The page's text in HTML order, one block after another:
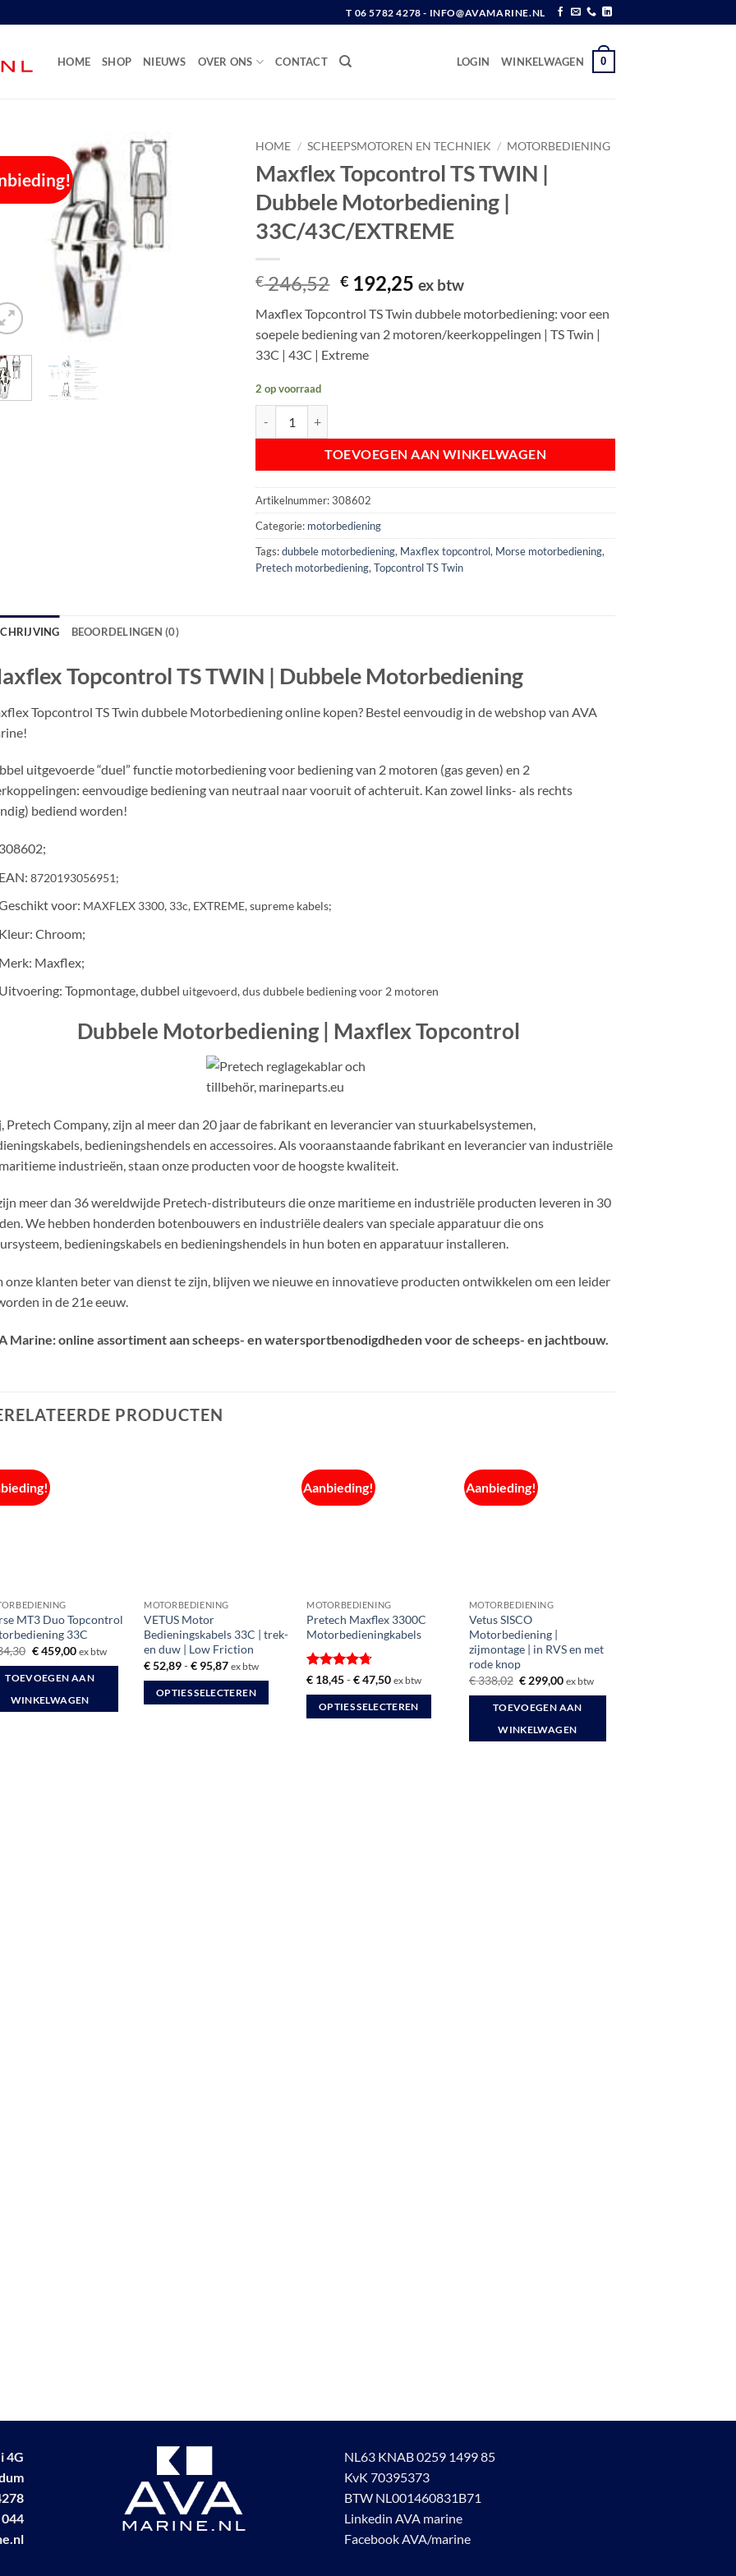
T 06 5782 4278 - INFO@AVAMARINE.NL
HOME SHOP NIEUWS OVER ONS CONTACT LOGIN WINKELWAGEN 0
HOME / SCHEEPSMOTOREN EN TECHNIEK / MOTORBEDIENING
Maxflex Topcontrol TS TWIN |
Dubbele Motorbediening |
33C/43C/EXTREME
€246,52 Oorspronkelijke
was:
€ 246,52.
€192,25Huidige
is:
€ 192,25.
ex btw
Maxflex Topcontrol TS Twin dubbele motorbediening: voor een
soepele bediening van 2 motoren/keerkoppelingen | TS Twin |
33C | 43C | Extreme
2 op voorraad
TOEVOEGEN AAN WINKELWAGEN
Artikelnummer:308602
Categorie: motorbediening
Tags:dubbele motorbediening, Maxflex topcontrol, Morse motorbediening,
Pretech motorbediening,Topcontrol TS Twin
BEOORDELINGEN (0)
Topcontrol TS TWIN | Dubbele Motorbediening
Topcontrol TS Twin dubbele Motorbediening online kopen? Bestel eenvoudig in de webshop van AVA
uitgevoerde “duel” functie motorbediening voor bediening van 2 motoren (gas geven) en 2
eenvoudige bediening van neutraal naar vooruit of achteruit. Kan zowel links- als rechts
bediend worden!
308602;
EAN:8720193056951;
voor: MAXFLEX 3300, 33c, EXTREME, supreme kabels;
Kleur: Chroom;
Merk: Maxflex;
Uitvoering: Topmontage, dubbeluitgevoerd, dus dubbele bediening voor 2 motoren
Dubbele Motorbediening | Maxflex Topcontrol
Pretech Company, zijn al meer dan 20 jaar de fabrikant en leverancier van stuurkabelsystemen,
bedieningshendels en accessoires. Als vooraanstaande fabrikant en leverancier van industriële
industrieën, staan ​​onze producten voor de hoogste kwaliteit.
meer dan 36 wereldwijde Pretech-distributeurs die onze maritieme en industriële producten leveren in 30
We hebben honderden botenbouwers en industriële dealers van speciale apparatuur die ons
bedieningskabels en bedieningshendels in hun boten en apparatuur installeren.
onze klanten beter van dienst te zijn, blijven we nieuwe en innovatieve producten ontwikkelen om een ​​leider
in de 21e eeuw.
Marine: online assortiment aan scheeps- en watersportbenodigdheden voor de scheeps- en jachtbouw.
PRODUCTEN
MT3 Duo Topcontrol
33C
Oorspronkelijke
was:
€ 534,30.
€459,00Huidige
is:
€ 459,00.
ex btw
TOEVOEGEN AAN
WINKELWAGEN
MOTORBEDIENING
VETUS Motor
Bedieningskabels 33C | trek-
en duw | Low Friction
€52,89-€ 95,87Prijsklasse:
tot
€ 95,87
ex btw
OPTIES SELECTEREN
Aanbieding!
MOTORBEDIENING
Pretech Maxflex 3300C
Motorbedieningkabels
Gewaardeerd
€ 18,45-€47,50Prijsklasse:
tot
€ 47,50
ex btw
OPTIES SELECTEREN
Aanbieding!
MOTORBEDIENING
Vetus SISCO
Motorbediening |
zijmontage | in RVS en met
rode knop
€338,02 Oorspronkelijke
was:
€ 338,02.
€ 299,00Huidige
is:
€ 299,00.
ex btw
TOEVOEGEN AAN
WINKELWAGEN
4G
NL63 KNAB 0259 1499 85
KvK 70395373
BTW NL001460831B71
Linkedin AVA marine
Facebook AVA/marine